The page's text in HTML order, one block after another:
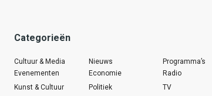
Categorieën
Cultuur & Media
Evenementen
Kunst & Cultuur
Nieuws
Economie
Politiek
Programma’s
Radio
TV